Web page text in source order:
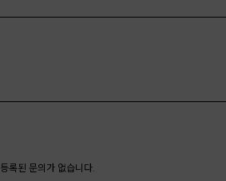
등록된 문의가 없습니다.